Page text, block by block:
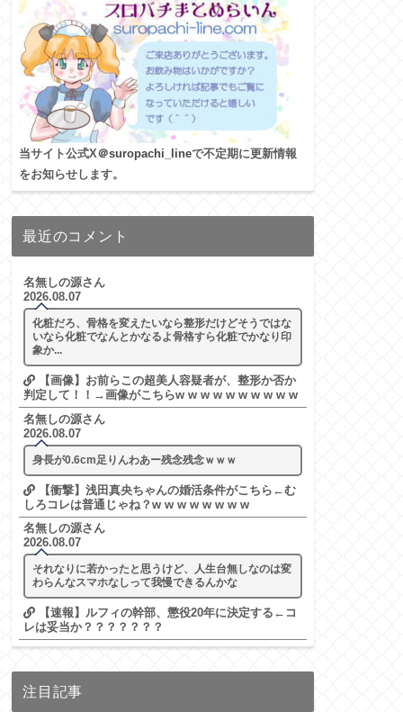
当サイト公式X＠suropachi_lineで不定期に更新情報
をお知らせします。
最近のコメント
名無しの源さん
2026.08.07
化粧だろ、骨格を変えたいなら整形だけどそうではな
いなら化粧でなんとかなるよ骨格すら化粧でかなり印
象か...
【画像】お前らこの超美人容疑者が、整形か否か
判定して！！→画像がこちらw w w w w w w w w w
名無しの源さん
2026.08.07
身長が0.6cm足りんわあー残念残念ｗｗｗ
【衝撃】浅田真央ちゃんの婚活条件がこちら←む
しろコレは普通じゃね？w w w w w w w w
名無しの源さん
2026.08.07
それなりに若かったと思うけど、人生台無しなのは変
わらんなスマホなしって我慢できるんかな
【速報】ルフィの幹部、懲役20年に決定する←コ
レは妥当か？？？？？？？
注目記事